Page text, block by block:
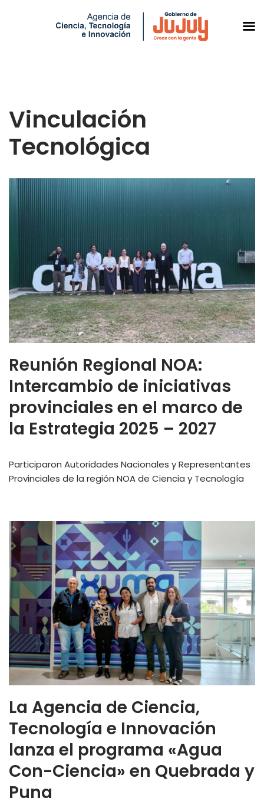
contenido
Vinculación
Tecnológica
Reunión Regional NOA:
Intercambio de iniciativas
provinciales en el marco de
la Estrategia 2025 – 2027
Participaron Autoridades Nacionales y Representantes
Provinciales de la región NOA de Ciencia y Tecnología
La Agencia de Ciencia,
Tecnología e Innovación
lanza el programa «Agua
Con-Ciencia» en Quebrada y
Puna